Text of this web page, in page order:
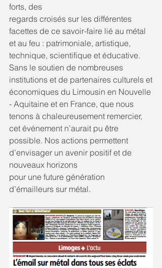
forts, des
regards croisés sur les différentes
facettes de ce savoir-faire lié au métal
et au feu : patrimoniale, artistique,
technique, scientifique et éducative.
Sans le soutien de nombreuses
institutions et de partenaires culturels et
économiques du Limousin en Nouvelle
- Aquitaine et en France, que nous
tenons à chaleureusement remercier,
cet événement n’aurait pu être
possible. Nos actions permettent
d’envisager un avenir positif et de
nouveaux horizons
pour une future génération
d’émailleurs sur métal.